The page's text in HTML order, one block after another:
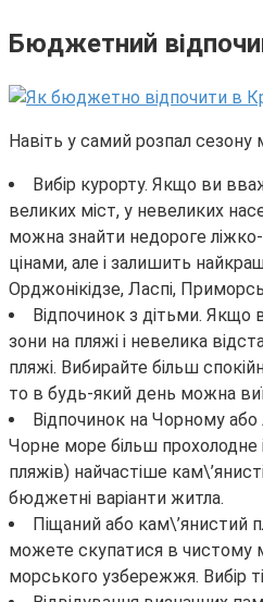
Бюджетний
Навіть у самий розпал
Вибір курорту. Якщо ви
великих міст, у невеликих
можна знайти недороге
цінами, але і залишить
Орджонікідзе, Ласпі,
Відпочинок з дітьми. Якщо
зони на пляжі і невелика
пляжі. Вибирайте більш
то в будь-який день можна
Відпочинок на Чорному
Чорне море більш прохолодне
пляжів) найчастіше
бюджетні варіанти житла.
Піщаний або кам\’янистий
можете скупатися в чистому
морського узбережжя. Вибір